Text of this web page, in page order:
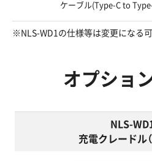
ケーブル(Type-C to Type-
※NLS-WD1の仕様等は変更になる可
オプション
NLS-
充電クレードル